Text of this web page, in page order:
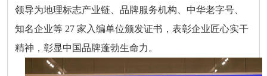
领导为地理标志产业链、品牌服务机构、中华老字号、
知名企业等 27 家入编单位颁发证书，表彰企业匠心实干
精神，彰显中国品牌蓬勃生命力。